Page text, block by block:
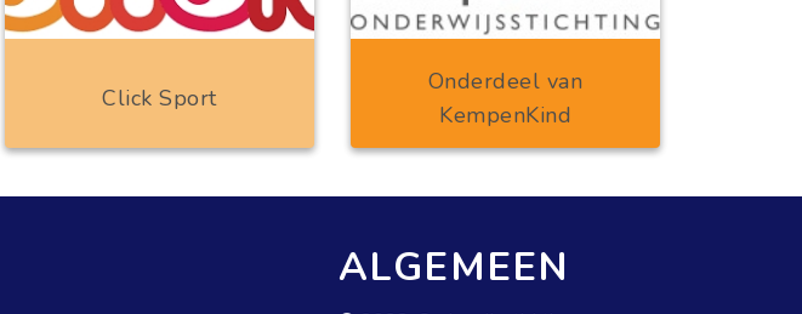
Click Sport
Onderdeel van
KempenKind
ALGEMEEN